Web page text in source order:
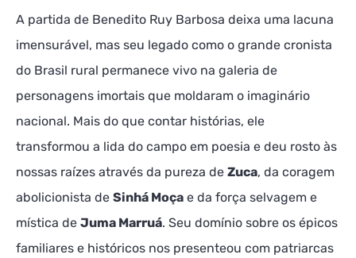
A partida de Benedito Ruy Barbosa deixa uma lacuna
imensurável, mas seu legado como o grande cronista
do Brasil rural permanece vivo na galeria de
personagens imortais que moldaram o imaginário
nacional. Mais do que contar histórias, ele
transformou a lida do campo em poesia e deu rosto às
nossas raízes através da pureza de Zuca, da coragem
abolicionista de Sinhá Moça e da força selvagem e
mística de Juma Marruá. Seu domínio sobre os épicos
familiares e históricos nos presenteou com patriarcas